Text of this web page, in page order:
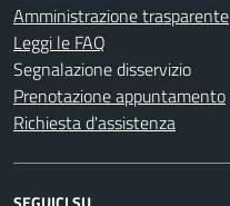
Amministrazione trasparente
Leggi le FAQ
Segnalazione disservizio
Prenotazione appuntamento
Richiesta d'assistenza